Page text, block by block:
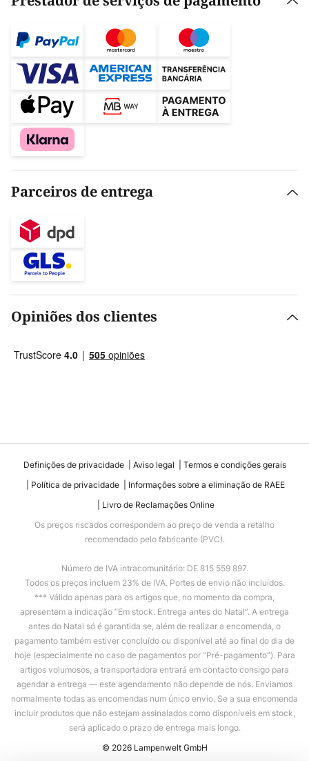
Parceiros de entrega
Opiniões dos clientes
Definições de privacidade Aviso legal
Termos e condições gerais
Política de privacidade
Informações sobre a eliminação de RAEE
Livro de Reclamações Online
Os preços riscados correspondem ao preço de venda a retalho
recomendado pelo fabricante (PVC).
Número de IVA intracomunitário: DE 815 559 897.
Todos os preços incluem 23% de IVA. Portes de envio não incluídos.
*** Válido apenas para os artigos que, no momento da compra,
apresentem a indicação “Em stock. Entrega antes do Natal”. A entrega
antes do Natal só é garantida se, além de realizar a encomenda, o
pagamento também estiver concluído ou disponível até ao final do dia de
hoje (especialmente no caso de pagamentos por “Pré-pagamento”). Para
artigos volumosos, a transportadora entrará em contacto consigo para
agendar a entrega — este agendamento não depende de nós. Enviamos
normalmente todas as encomendas num único envio. Se a sua encomenda
incluir produtos que não estejam assinalados como disponíveis em stock,
será aplicado o prazo de entrega mais longo.
© 2026 Lampenwelt GmbH